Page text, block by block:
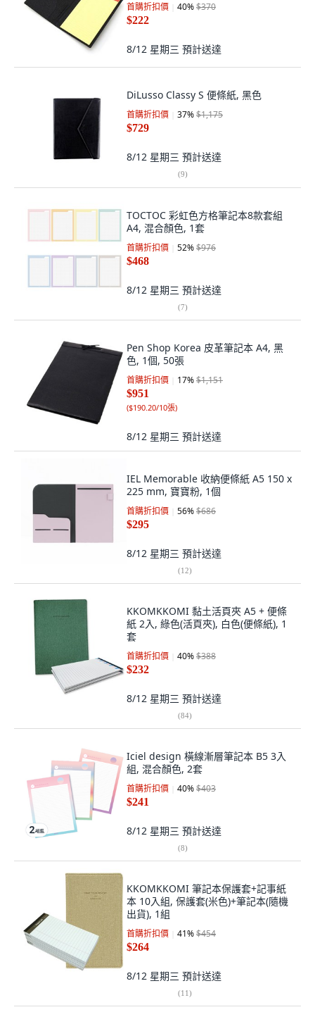
首購折扣價 40%$370
$222
8/12 星期三 預計送達
DiLusso Classy S 便條紙, 黑色
首購折扣價 37%$1,175
$729
8/12 星期三 預計送達
(9)
TOCTOC 彩虹色方格筆記本8款套組
A4, 混合顏色, 1套
首購折扣價 52%$976
$468
8/12 星期三 預計送達
(7)
Pen Shop Korea 皮革筆記本 A4, 黑
色, 1個, 50張
首購折扣價 17%$1,151
$951
($190.20/10張)
8/12 星期三 預計送達
IEL Memorable 收納便條紙 A5 150 x
225 mm, 寶寶粉, 1個
首購折扣價 56%$686
$295
8/12 星期三 預計送達
(12)
KKOMKKOMI 黏土活頁夾 A5 + 便條
紙 2入, 綠色(活頁夾), 白色(便條紙), 1
套
首購折扣價 40%$388
$232
8/12 星期三 預計送達
(84)
Iciel design 橫線漸層筆記本 B5 3入
組, 混合顏色, 2套
首購折扣價 40%$403
$241
8/12 星期三 預計送達
(8)
KKOMKKOMI 筆記本保護套+記事紙
本 10入組, 保護套(米色)+筆記本(隨機
出貨), 1組
首購折扣價 41%$454
$264
8/12 星期三 預計送達
(11)